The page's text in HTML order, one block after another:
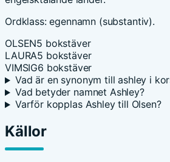
Ordklass: egennamn (substantiv).
OLSEN5 bokstäver
LAURA5 bokstäver
VIMSIG6 bokstäver
Vad är en synonym till ashley i
Vad betyder namnet Ashley?
Varför kopplas Ashley till Olsen?
Källor